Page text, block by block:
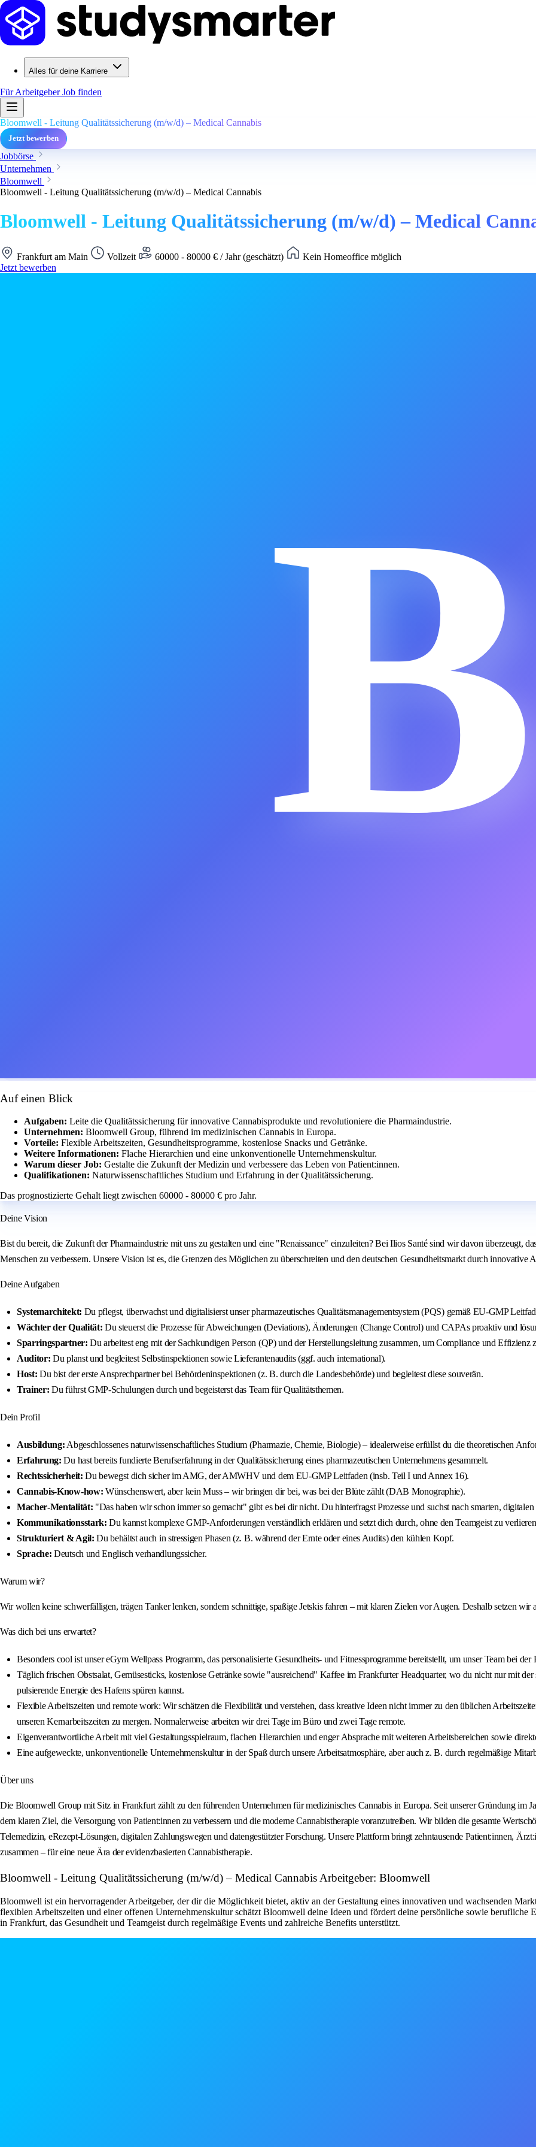
Alles für deine Karriere
Für ArbeitgeberJob finden
Bloomwell - Leitung Qualitätssicherung (m/w/d) – Medical Cannabis
Jetzt bewerben
Jobbörse
Unternehmen
Bloomwell
Bloomwell - Leitung Qualitätssicherung (m/w/d) – Medical Cannabis
Bloomwell - Leitung Qualitätssicherung (m/w/d) – Medical
Frankfurt am Main Vollzeit 60000 - 80000 € / Jahr (geschätzt)
Kein Homeoffice möglich
Jetzt bewerben
B
Auf einen Blick
Aufgaben: Leite die Qualitätssicherung für innovative Cannabisprodukte und revolutioniere die Pharmaindustrie.
Unternehmen: Bloomwell Group, führend im medizinischen Cannabis in Europa.
Vorteile: Flexible Arbeitszeiten, Gesundheitsprogramme, kostenlose Snacks und Getränke.
Weitere Informationen: Flache Hierarchien und eine unkonventionelle Unternehmenskultur.
Warum dieser Job: Gestalte die Zukunft der Medizin und verbessere das Leben von Patient:innen.
Qualifikationen: Naturwissenschaftliches Studium und Erfahrung in der Qualitätssicherung.
Das prognostizierte Gehalt liegt zwischen 60000 - 80000 € pro Jahr.
Deine Vision
Bist du bereit, die Zukunft der Pharmaindustrie mit uns zu gestalten und eine "Renaissance" einzuleiten? Bei Ilios Santé sind wir davon überzeugt,
Menschen zu verbessern. Unsere Vision ist es, die Grenzen des Möglichen zu überschreiten und den deutschen Gesundheitsmarkt durch innovative
Deine Aufgaben
Systemarchitekt: Du pflegst, überwachst und digitalisierst unser pharmazeutisches Qualitätsmanagementsystem (PQS) gemäß EU-GMP
Wächter der Qualität: Du steuerst die Prozesse für Abweichungen (Deviations), Änderungen (Change Control) und CAPAs proaktiv und
Sparringspartner: Du arbeitest eng mit der Sachkundigen Person (QP) und der Herstellungsleitung zusammen, um Compliance und Effizienz
Auditor: Du planst und begleitest Selbstinspektionen sowie Lieferantenaudits (ggf. auch international).
Host: Du bist der erste Ansprechpartner bei Behördeninspektionen (z. B. durch die Landesbehörde) und begleitest diese souverän.
Trainer: Du führst GMP-Schulungen durch und begeisterst das Team für Qualitätsthemen.
Dein Profil
Ausbildung: Abgeschlossenes naturwissenschaftliches Studium (Pharmazie, Chemie, Biologie) – idealerweise erfüllst du die theoretischen
Erfahrung: Du hast bereits fundierte Berufserfahrung in der Qualitätssicherung eines pharmazeutischen Unternehmens gesammelt.
Rechtssicherheit: Du bewegst dich sicher im AMG, der AMWHV und dem EU-GMP Leitfaden (insb. Teil I und Annex 16).
Cannabis‑Know‑how: Wünschenswert, aber kein Muss – wir bringen dir bei, was bei der Blüte zählt (DAB Monographie).
Macher‑Mentalität: "Das haben wir schon immer so gemacht" gibt es bei dir nicht. Du hinterfragst Prozesse und suchst nach smarten,
Kommunikationsstark: Du kannst komplexe GMP‑Anforderungen verständlich erklären und setzt dich durch, ohne den Teamgeist zu
Strukturiert & Agil: Du behältst auch in stressigen Phasen (z. B. während der Ernte oder eines Audits) den kühlen Kopf.
Sprache: Deutsch und Englisch verhandlungssicher.
Warum wir?
Wir wollen keine schwerfälligen, trägen Tanker lenken, sondern schnittige, spaßige Jetskis fahren – mit klaren Zielen vor Augen. Deshalb setzen
Was dich bei uns erwartet?
Besonders cool ist unser eGym Wellpass Programm, das personalisierte Gesundheits- und Fitnessprogramme bereitstellt, um unser Team bei
Täglich frischen Obstsalat, Gemüsesticks, kostenlose Getränke sowie "ausreichend" Kaffee im Frankfurter Headquarter, wo du nicht nur mit
pulsierende Energie des Hafens spüren kannst.
Flexible Arbeitszeiten und remote work: Wir schätzen die Flexibilität und verstehen, dass kreative Ideen nicht immer zu den üblichen
unseren Kernarbeitszeiten zu mergen. Normalerweise arbeiten wir drei Tage im Büro und zwei Tage remote.
Eigenverantwortliche Arbeit mit viel Gestaltungsspielraum, flachen Hierarchien und enger Absprache mit weiteren Arbeitsbereichen sowie
Eine aufgeweckte, unkonventionelle Unternehmenskultur in der Spaß durch unsere Arbeitsatmosphäre, aber auch z. B. durch regelmäßige
Über uns
Die Bloomwell Group mit Sitz in Frankfurt zählt zu den führenden Unternehmen für medizinisches Cannabis in Europa. Seit unserer Gründung im
dem klaren Ziel, die Versorgung von Patient:innen zu verbessern und die moderne Cannabistherapie voranzutreiben. Wir bilden die gesamte
Telemedizin, eRezept‑Lösungen, digitalen Zahlungswegen und datengestützter Forschung. Unsere Plattform bringt zehntausende Patient:innen,
zusammen – für eine neue Ära der evidenzbasierten Cannabistherapie.
Bloomwell - Leitung Qualitätssicherung (m/w/d) – Medical Cannabis Arbeitgeber: Bloomwell
Bloomwell ist ein hervorragender Arbeitgeber, der dir die Möglichkeit bietet, aktiv an der Gestaltung eines innovativen und wachsenden
flexiblen Arbeitszeiten und einer offenen Unternehmenskultur schätzt Bloomwell deine Ideen und fördert deine persönliche sowie
in Frankfurt, das Gesundheit und Teamgeist durch regelmäßige Events und zahlreiche Benefits unterstützt.